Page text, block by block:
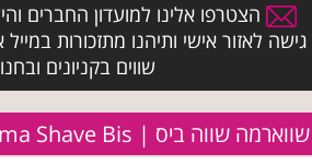
הצטרפו אלינו למועדון החברים
גישה לאזור אישי ותיהנו מתזכורות
שווים בקניונים
שווארמה שווה ביס | Shuarma Shave Bis